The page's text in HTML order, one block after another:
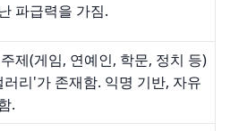
파급력을 가짐.
제(게임, 연예인, 학문, 정치 등)
러리'가 존재함. 익명 기반, 자유
.